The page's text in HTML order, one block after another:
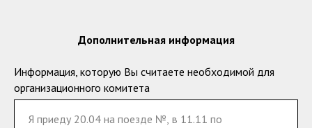
Дополнительная информация
Информация, которую Вы считаете необходимой для
организационного комитета